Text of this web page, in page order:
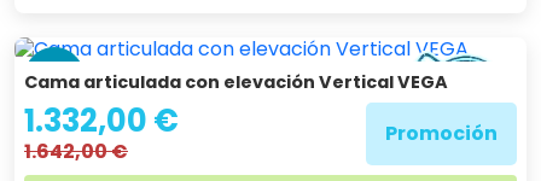
-19 %
Cama articulada con elevación Vertical VEGA
1.332,00 €
1.642,00 €
Promoción